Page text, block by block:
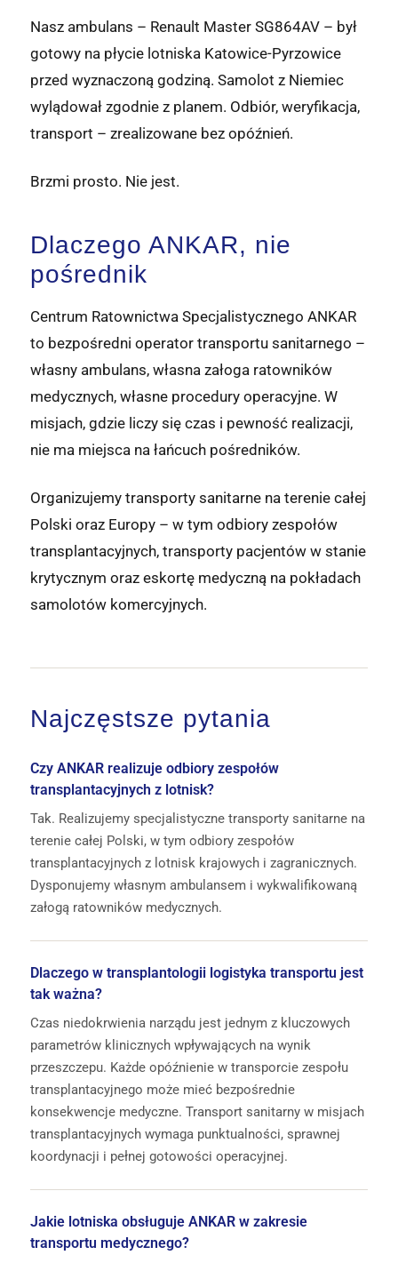
Nasz ambulans – Renault Master SG864AV – był
gotowy na płycie lotniska Katowice-Pyrzowice
przed wyznaczoną godziną. Samolot z Niemiec
wylądował zgodnie z planem. Odbiór, weryfikacja,
transport – zrealizowane bez opóźnień.
Brzmi prosto. Nie jest.
Dlaczego ANKAR, nie
pośrednik
Centrum Ratownictwa Specjalistycznego ANKAR
to bezpośredni operator transportu sanitarnego –
własny ambulans, własna załoga ratowników
medycznych, własne procedury operacyjne. W
misjach, gdzie liczy się czas i pewność realizacji,
nie ma miejsca na łańcuch pośredników.
Organizujemy transporty sanitarne na terenie całej
Polski oraz Europy – w tym odbiory zespołów
transplantacyjnych, transporty pacjentów w stanie
krytycznym oraz eskortę medyczną na pokładach
samolotów komercyjnych.
Najczęstsze pytania
Czy ANKAR realizuje odbiory zespołów
transplantacyjnych z lotnisk?
Tak. Realizujemy specjalistyczne transporty sanitarne na
terenie całej Polski, w tym odbiory zespołów
transplantacyjnych z lotnisk krajowych i zagranicznych.
Dysponujemy własnym ambulansem i wykwalifikowaną
załogą ratowników medycznych.
Dlaczego w transplantologii logistyka transportu jest
tak ważna?
Czas niedokrwienia narządu jest jednym z kluczowych
parametrów klinicznych wpływających na wynik
przeszczepu. Każde opóźnienie w transporcie zespołu
transplantacyjnego może mieć bezpośrednie
konsekwencje medyczne. Transport sanitarny w misjach
transplantacyjnych wymaga punktualności, sprawnej
koordynacji i pełnej gotowości operacyjnej.
Jakie lotniska obsługuje ANKAR w zakresie
transportu medycznego?